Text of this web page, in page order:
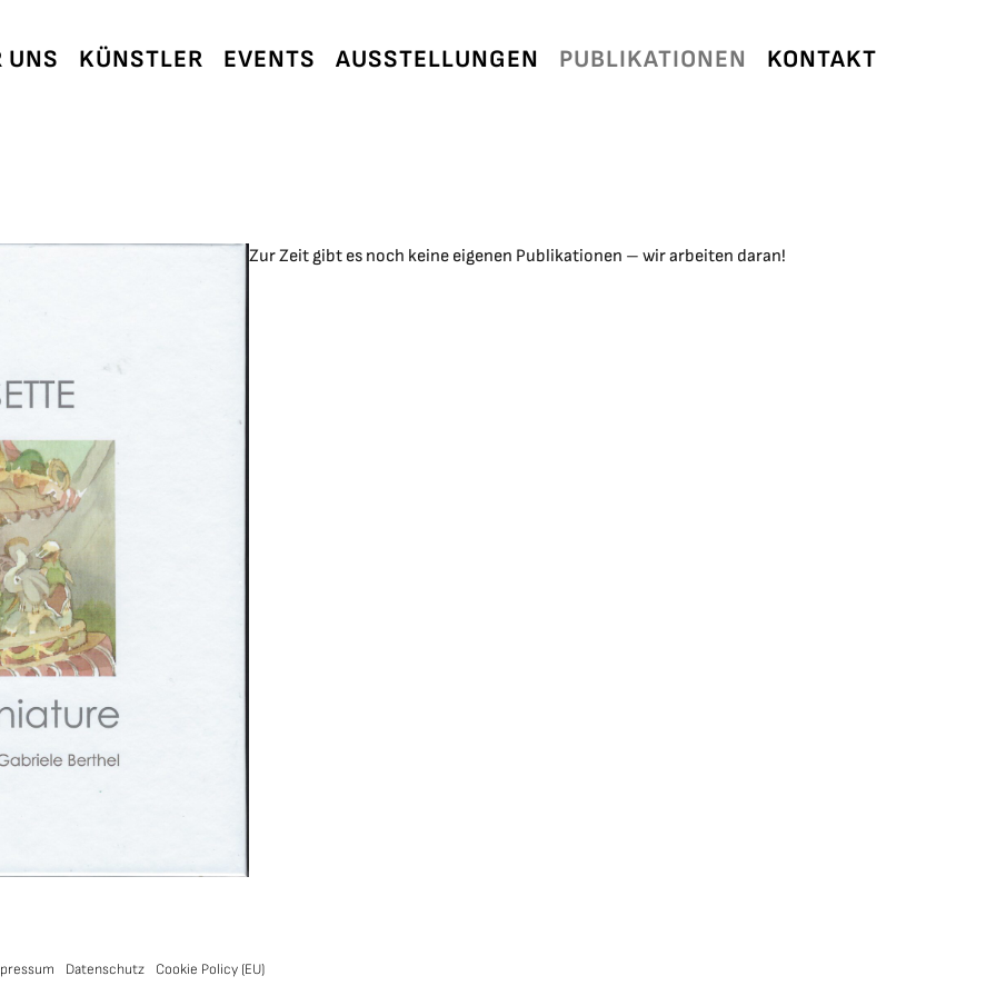
UNS KÜNSTLER EVENTS AUSSTELLUNGEN PUBLIKATIONEN KONTAKT
Zur Zeit gibt es noch keine eigenen Publikationen – wir arbeiten daran!
Datenschutz Cookie Policy (EU)